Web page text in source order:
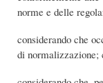
norme e delle
considerando che
di normalizzazione;